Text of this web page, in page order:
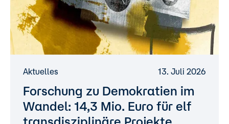
Aktuelles 13. Juli 2026
Forschung zu Demokratien im
Wandel: 14,3 Mio. Euro für elf